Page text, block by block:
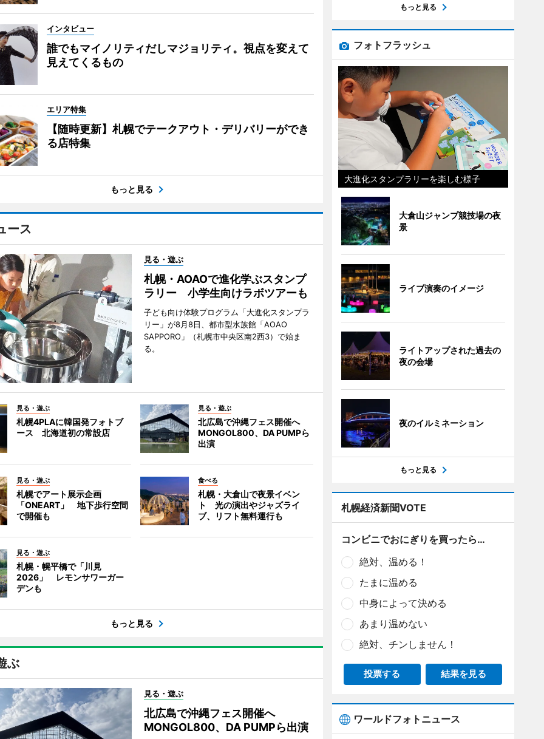
インタビュー
誰でもマイノリティだしマジョリティ。視点を変えて
見えてくるもの
エリア特集
【随時更新】札幌でテークアウト・デリバリーができ
る店特集
もっと見る
ース
見る・遊ぶ
札幌・AOAOで進化学ぶスタンプ
ラリー 小学生向けラボツアーも
子ども向け体験プログラム「大進化スタンプラ
リー」が8月8日、都市型水族館「AOAO
SAPPORO」（札幌市中央区南2西3）で始ま
る。
見る・遊ぶ
札幌4PLAに韓国発フォトブ
ース 北海道初の常設店
見る・遊ぶ
北広島で沖縄フェス開催へ
MONGOL800、DA PUMPら
出演
見る・遊ぶ
札幌でアート展示企画
「ONEART」 地下歩行空間
で開催も
食べる
札幌・大倉山で夜景イベン
ト 光の演出やジャズライ
ブ、リフト無料運行も
見る・遊ぶ
札幌・幌平橋で「川見
2026」 レモンサワーガー
デンも
もっと見る
ぶ
見る・遊ぶ
北広島で沖縄フェス開催へ
MONGOL800、DA PUMPら出演
もっと見る
フォトフラッシュ
大進化スタンプラリーを楽しむ様子
大倉山ジャンプ競技場の夜
景
ライブ演奏のイメージ
ライトアップされた過去の
夜の会場
夜のイルミネーション
もっと見る
札幌経済新聞VOTE
コンビニでおにぎりを買ったら…
絶対、温める！
たまに温める
中身によって決める
あまり温めない
絶対、チンしません！
投票する 結果を見る
ワールドフォトニュース